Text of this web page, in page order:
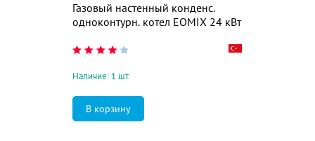
Газовый настенный конденс.
одноконтурн. котел EOMIX 24 кВт
Наличие: 1 шт.